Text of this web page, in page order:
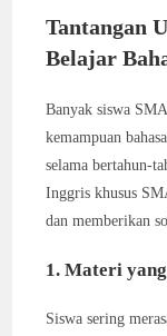
Tantangan
Belajar
Banyak siswa
kemampuan
selama bertahun-
Inggris khusus
dan memberikan
1. Materi
Siswa sering